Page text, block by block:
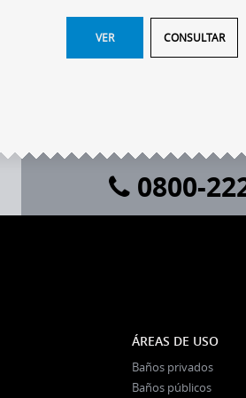
VER CONSULTAR
0800-
ÁREAS DE USO
Baños privados
Baños públicos